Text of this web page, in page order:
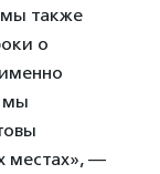
мы также
о
мы
местах», —